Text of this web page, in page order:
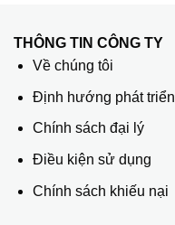
THÔNG TIN CÔNG TY
Về chúng tôi
Định hướng phát triển
Chính sách đại lý
Điều kiện sử dụng
Chính sách khiếu nại